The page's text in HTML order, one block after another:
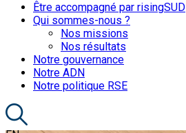
Être accompagné par risingSUD
Qui sommes-nous ?
Nos missions
Nos résultats
Notre gouvernance
Notre ADN
Notre politique RSE